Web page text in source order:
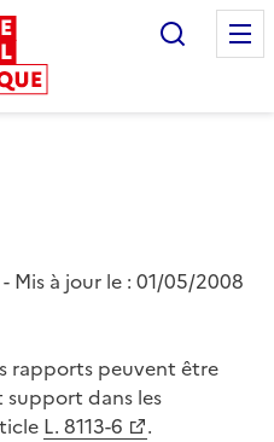
- Mis à jour le : 01/05/2008
rapports peuvent être
support dans les
L. 8113-6 .